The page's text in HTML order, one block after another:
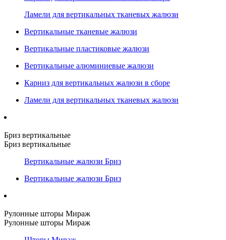
Ламели для вертикальных тканевых жалюзи
Вертикальные тканевые жалюзи
Вертикальные пластиковые жалюзи
Вертикальные алюминиевые жалюзи
Карниз для вертикальных жалюзи в сборе
Ламели для вертикальных тканевых жалюзи
Бриз вертикальные
Бриз вертикальные
Вертикальные жалюзи Бриз
Вертикальные жалюзи Бриз
Рулонные шторы Мираж
Рулонные шторы Мираж